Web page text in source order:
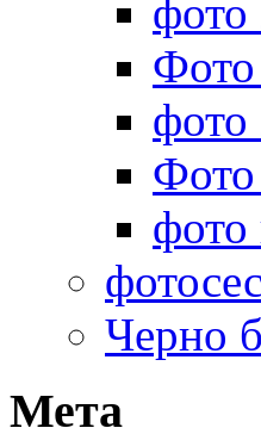
фото
фото
фото
Черно
Мета